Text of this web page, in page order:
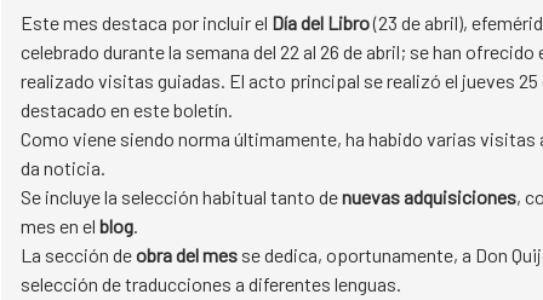
Este mes destaca por incluir el Día del Libro(23 de abril),
celebrado durante la semana del 22 al 26 de abril; se han
realizado visitas guiadas. El acto principal se realizó el jueves
destacado en este boletín.
Como viene siendo norma últimamente, ha habido varias visitas
da noticia.
Se incluye la selección habitual tanto denuevas adquisiciones,
mes en el blog.
La sección deobradel mes se dedica, oportunamente, a Don
selección de traducciones a diferentes lenguas.